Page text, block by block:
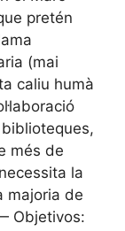
pretén
(mai
caliu humà
més de
la
majoria de
Objetivos: